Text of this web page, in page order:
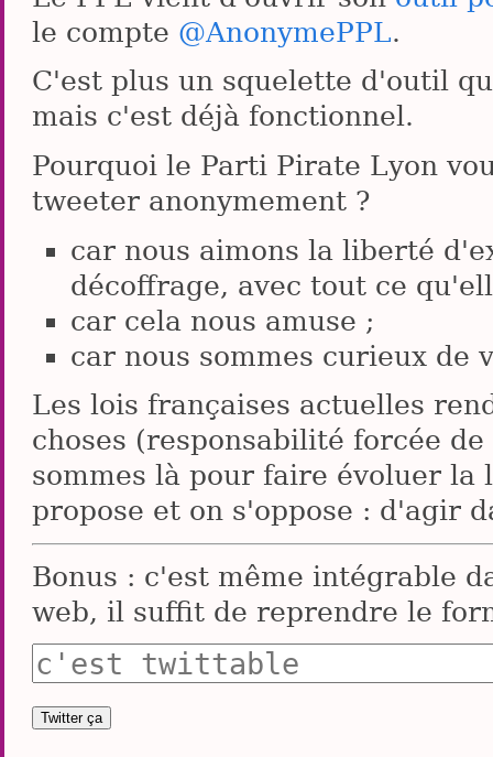
le compte @AnonymePPL.
C'est plus un squelette d'outil
mais c'est déjà fonctionnel.
Pourquoi le Parti Pirate Lyon
tweeter anonymement ?
car nous aimons la liberté
décoffrage, avec tout ce
car cela nous amuse ;
car nous sommes curieux de
Les lois françaises actuelles
choses (responsabilité forcée
sommes là pour faire évoluer la
propose et on s'oppose : d'agir
Bonus : c'est même intégrable
web, il suffit de reprendre le